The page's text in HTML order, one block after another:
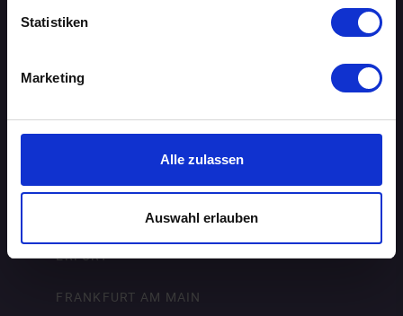
Statistiken
Marketing
Alle zulassen
Auswahl erlauben
BRAUNSCHWEIG
BREMEN
ERFURT
FRANKFURT AM MAIN